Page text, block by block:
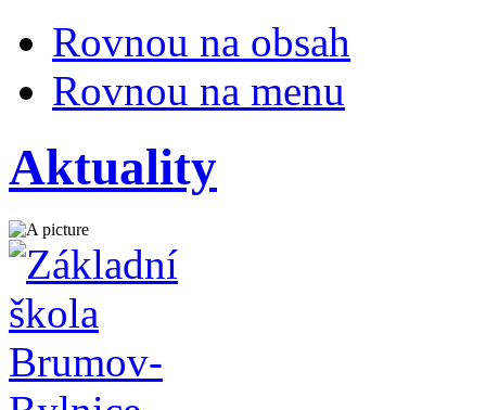
Rovnou na obsah
Rovnou na menu
Aktuality